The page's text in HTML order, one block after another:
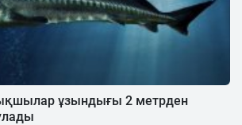
ұзындығы 2 метрден